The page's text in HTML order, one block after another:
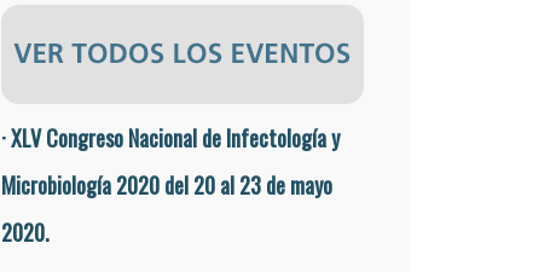
· XLV Congreso Nacional de Infectología y
Microbiología 2020 del 20 al 23 de mayo
2020.